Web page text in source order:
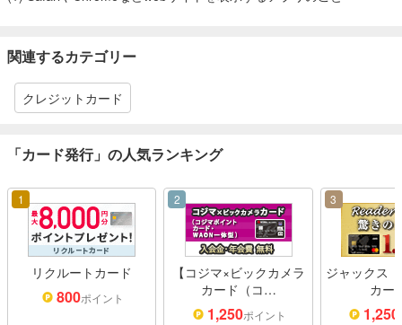
関連するカテゴリー
クレジットカード
「カード発行」の人気ランキング
1
リクルートカード
800ポイント
2
【コジマ×ビックカメラ
カード（コ…
1,250ポイント
3
ジャックス
カー
1,250